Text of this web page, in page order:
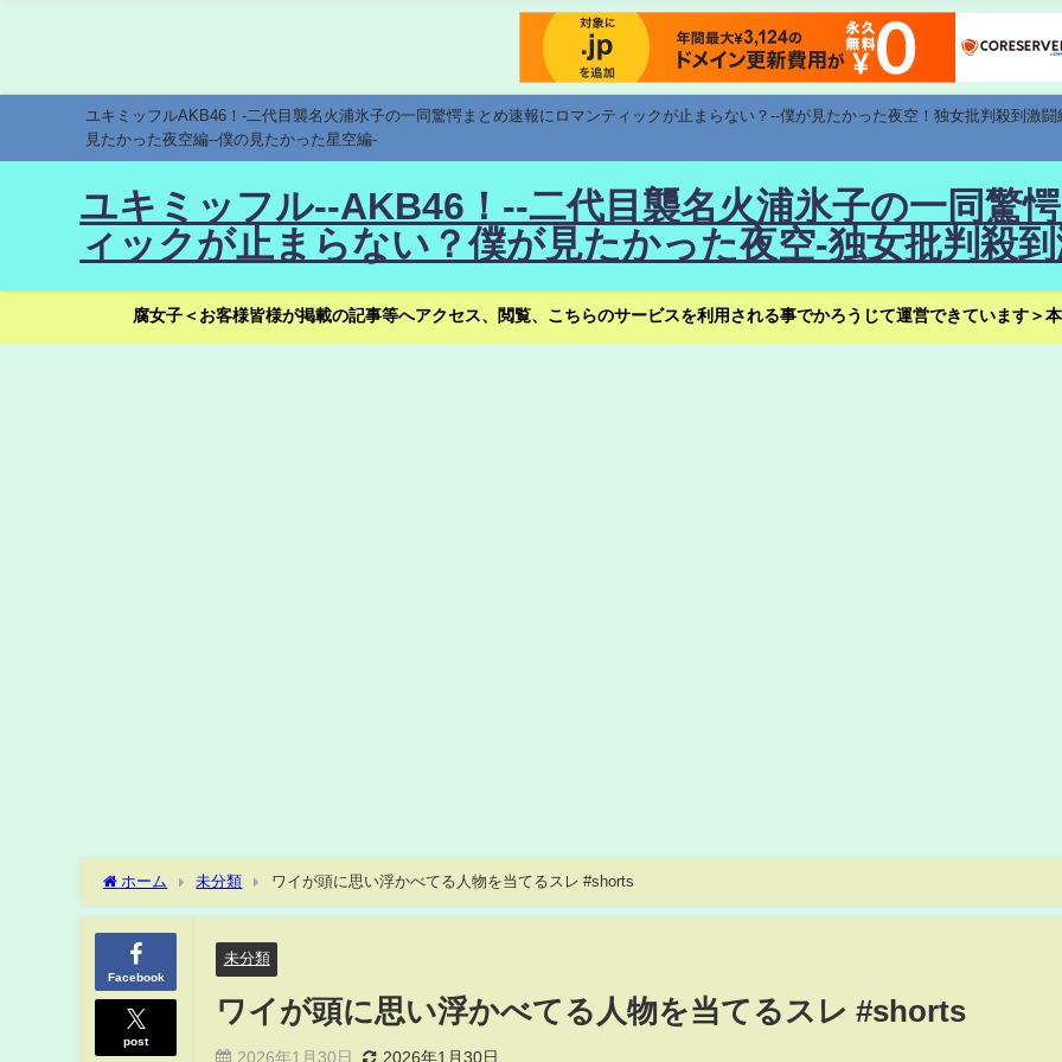
ユキミッフルAKB46！-二代目襲名火浦氷子の一同驚愕まとめ速報にロマンティックが止まらない？--僕が見たかった夜空！独女批判殺到激
見たかった夜空編--僕の見たかった星空編-
ユキミッフル--AKB46！--二代目襲名火浦氷子の一同驚
ィックが止まらない？僕が見たかった夜空-独女批判殺
腐女子＜お客様皆様が掲載の記事等へアクセス、閲覧、こちらのサービスを利用される事でかろうじて運営できています＞
ホーム 未分類 ワイが頭に思い浮かべてる人物を当てるスレ #shorts
Facebook
post
未分類
ワイが頭に思い浮かべてる人物を当てるスレ #shorts
2026年1月30日 2026年1月30日